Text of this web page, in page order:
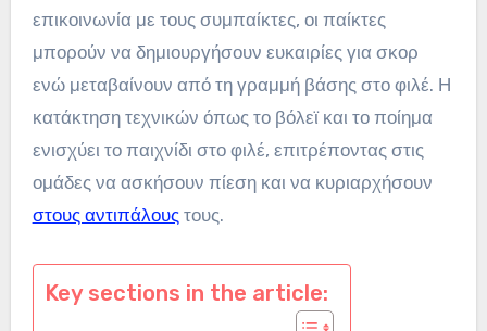
επικοινωνία με τους συμπαίκτες, οι παίκτες
μπορούν να δημιουργήσουν ευκαιρίες για σκορ
ενώ μεταβαίνουν από τη γραμμή βάσης στο φιλέ. Η
κατάκτηση τεχνικών όπως το βόλεϊ και το ποίημα
ενισχύει το παιχνίδι στο φιλέ, επιτρέποντας στις
ομάδες να ασκήσουν πίεση και να κυριαρχήσουν
στους αντιπάλουςτους.
Key sections in the article: